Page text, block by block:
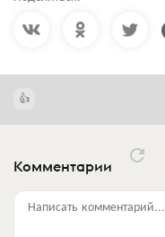
Комментарии
Написать комментарий...